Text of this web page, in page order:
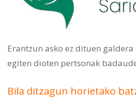
Erantzun asko ez dituen
egiten dioten pertsonak
Bila ditzagun horietako